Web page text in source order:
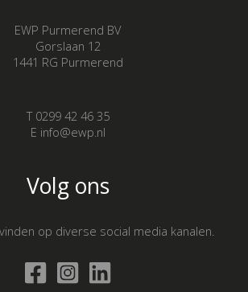
EWP Purmerend BV
Gorslaan 12
1441 RG Purmerend
T 0299 42 46 35
E info@ewp.nl
Volg ons
op diverse social media kanalen.